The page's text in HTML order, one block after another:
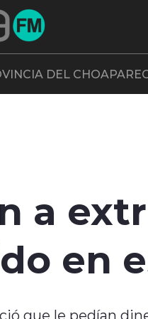
DEL CHOAPA
a
en
que le pedían